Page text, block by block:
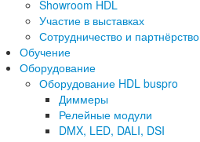
Showroom HDL
Участие в выставках
Сотрудничество и партнёрство
Обучение
Оборудование
Оборудование HDL buspro
Диммеры
Релейные модули
DMX, LED, DALI, DSI